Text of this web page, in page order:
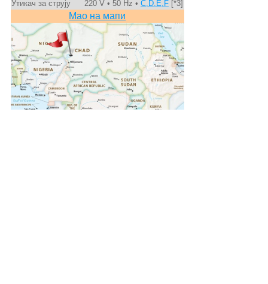
Утикач за струју
220 V • 50 Hz • C,D,E,F[*3]
Mao на мапи